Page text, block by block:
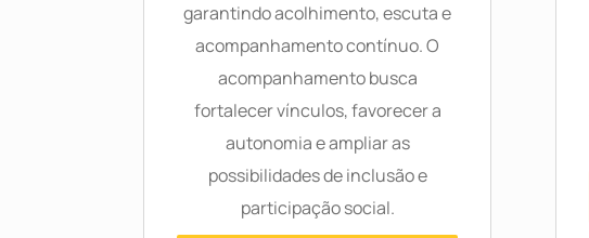
garantindo acolhimento, escuta e
acompanhamento contínuo. O
acompanhamento busca
fortalecer vínculos, favorecer a
autonomia e ampliar as
possibilidades de inclusão e
participação social.